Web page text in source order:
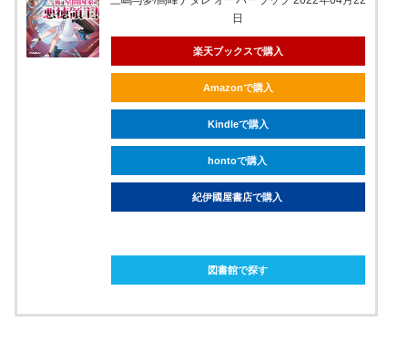
日
楽天ブックスで購入
Amazonで購入
Kindleで購入
hontoで購入
紀伊國屋書店で購入
図書館で探す